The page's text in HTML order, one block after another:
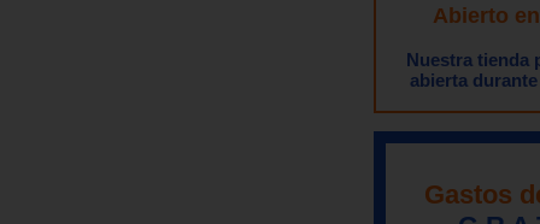
Abierto
Nuestra tienda
abierta
Gastos